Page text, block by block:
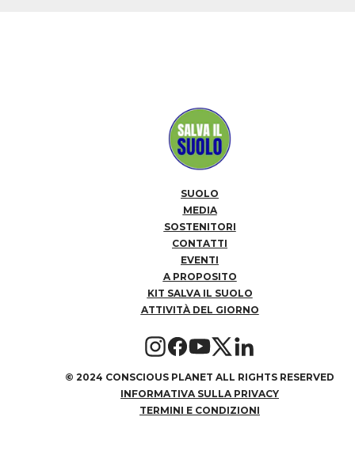
SUOLO
MEDIA
SOSTENITORI
CONTATTI
EVENTI
A PROPOSITO
KIT SALVA IL SUOLO
ATTIVITÀ DEL GIORNO
© 2024 CONSCIOUS PLANET ALL RIGHTS RESERVED
INFORMATIVA SULLA PRIVACY
TERMINI E CONDIZIONI